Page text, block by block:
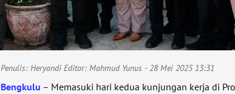
Penulis:Heryandi Editor: Mahmud Yunus - 28 Mei 2025 13:31
Bengkulu – Memasuki hari kedua kunjungan kerja di